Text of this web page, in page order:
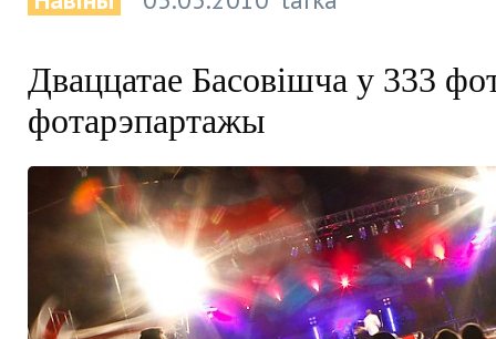
Дваццатае Басовішча у 333
фотарэпартажы